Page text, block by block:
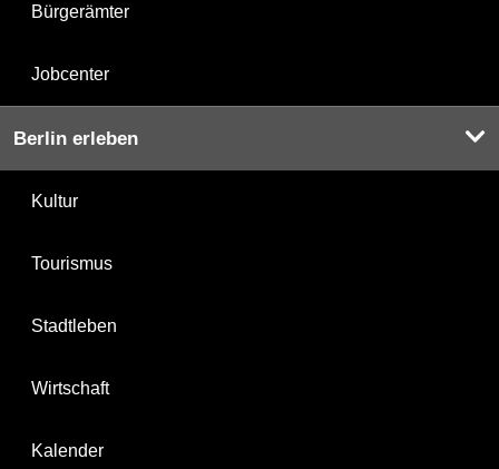
Bürgerämter
Jobcenter
Berlin erleben
Kultur
Tourismus
Stadtleben
Wirtschaft
Kalender